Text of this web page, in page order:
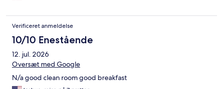
Verificeret anmeldelse
10/10 Enestående
12. jul. 2026
Oversæt med Google
N/a good clean room good breakfast